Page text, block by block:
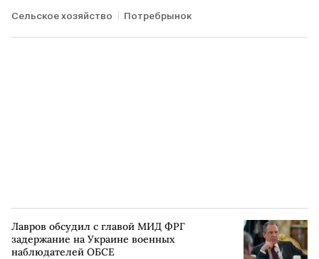
Сельское хозяйство Потребрынок
Лавров обсудил с главой МИД ФРГ
задержание на Украине военных
наблюдателей ОБСЕ